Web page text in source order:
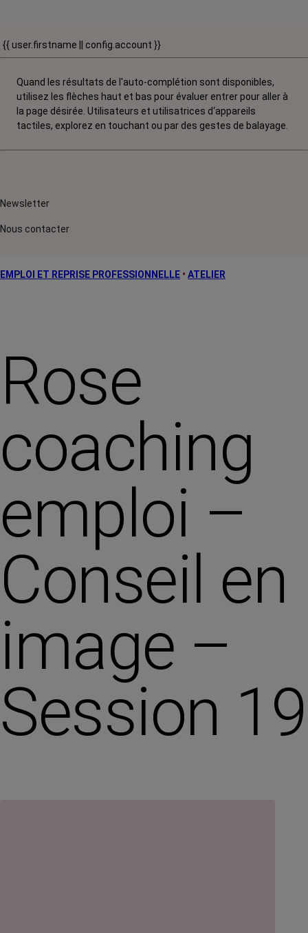
{{ user.firstname || config.account }}
Quand les résultats de l'auto-complétion sont disponibles,
utilisez les flèches haut et bas pour évaluer entrer pour aller à
la page désirée. Utilisateurs et utilisatrices d‘appareils
tactiles, explorez en touchant ou par des gestes de balayage.
Newsletter
Nous contacter
EMPLOI ET REPRISE PROFESSIONNELLE • ATELIER
Rose
coaching
emploi –
Conseil en
image –
Session 19